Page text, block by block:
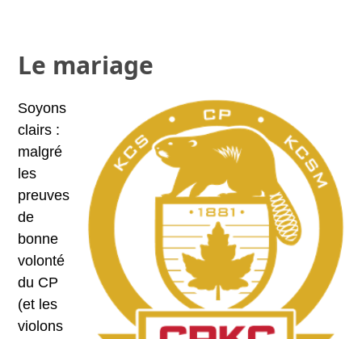
Le mariage
Soyons
clairs :
malgré
les
preuves
de
bonne
volonté
du CP
(et les
violons